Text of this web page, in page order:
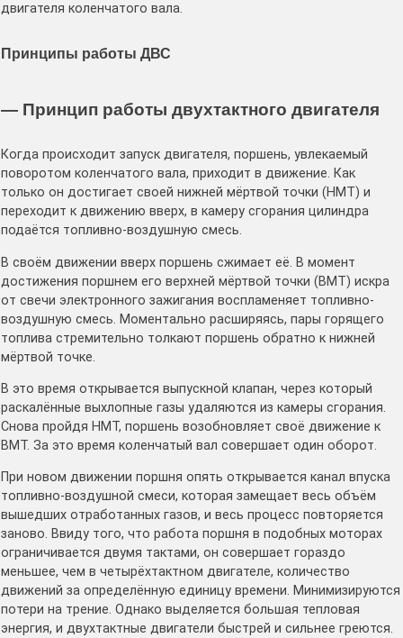
двигателя коленчатого вала.
Принципы работы ДВС
— Принцип работы двухтактного двигателя
Когда происходит запуск двигателя, поршень, увлекаемый
поворотом коленчатого вала, приходит в движение. Как
только он достигает своей нижней мёртвой точки (НМТ) и
переходит к движению вверх, в камеру сгорания цилиндра
подаётся топливно-воздушную смесь.
В своём движении вверх поршень сжимает её. В момент
достижения поршнем его верхней мёртвой точки (ВМТ) искра
от свечи электронного зажигания воспламеняет топливно-
воздушную смесь. Моментально расширяясь, пары горящего
топлива стремительно толкают поршень обратно к нижней
мёртвой точке.
В это время открывается выпускной клапан, через который
раскалённые выхлопные газы удаляются из камеры сгорания.
Снова пройдя НМТ, поршень возобновляет своё движение к
ВМТ. За это время коленчатый вал совершает один оборот.
При новом движении поршня опять открывается канал впуска
топливно-воздушной смеси, которая замещает весь объём
вышедших отработанных газов, и весь процесс повторяется
заново. Ввиду того, что работа поршня в подобных моторах
ограничивается двумя тактами, он совершает гораздо
меньшее, чем в четырёхтактном двигателе, количество
движений за определённую единицу времени. Минимизируются
потери на трение. Однако выделяется большая тепловая
энергия, и двухтактные двигатели быстрей и сильнее греются.